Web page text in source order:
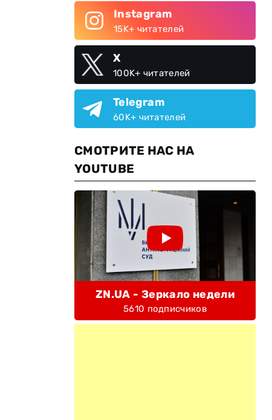
Instagram
15K+ читателей
X
100K+ читателей
Telegram
60K+ читателей
СМОТРИТЕ НАС НА
YOUTUBE
ZN.UA - Зеркало недели
5610 подписчиков